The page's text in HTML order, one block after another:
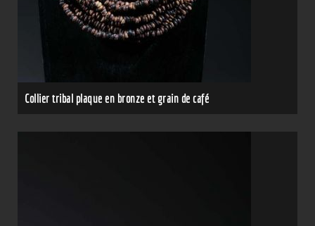
Collier tribal plaque en bronze et grain de café